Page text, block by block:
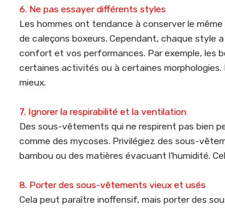
6. Ne pas essayer différents styles
Les hommes ont tendance à conserver le
de caleçons boxeurs. Cependant, chaque
confort et vos performances. Par exemple, les
certaines activités ou à certaines
mieux.
7. Ignorer la respirabilité et la ventilation
Des sous-vêtements qui ne respirent pas bien
comme des mycoses. Privilégiez des sous-
bambou ou des matières évacuant l'humidité.
8. Porter des sous-vêtements vieux et usés
Cela peut paraître inoffensif, mais porter des